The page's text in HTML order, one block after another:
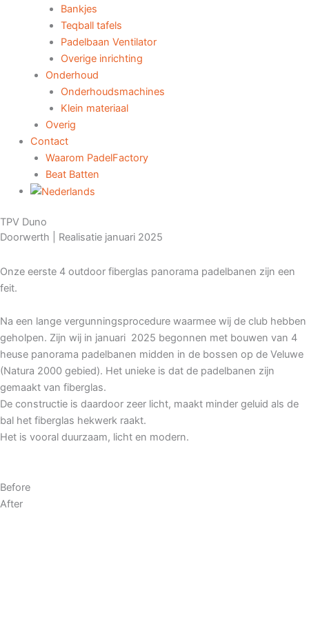
Bankjes
Teqball tafels
Padelbaan Ventilator
Overige inrichting
Onderhoud
Onderhoudsmachines
Klein materiaal
Overig
Contact
Waarom PadelFactory
Beat Batten
TPV Duno
Doorwerth | Realisatie januari 2025
Onze eerste 4 outdoor fiberglas panorama padelbanen zijn een
feit.
Na een lange vergunningsprocedure waarmee wij de club hebben
geholpen. Zijn wij in januari 2025 begonnen met bouwen van 4
heuse panorama padelbanen midden in de bossen op de Veluwe
(Natura 2000 gebied). Het unieke is dat de padelbanen zijn
gemaakt van fiberglas.
De constructie is daardoor zeer licht, maakt minder geluid als de
bal het fiberglas hekwerk raakt.
Het is vooral duurzaam, licht en modern.
Before
After